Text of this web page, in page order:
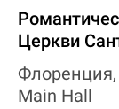
Церкви
Main Hall